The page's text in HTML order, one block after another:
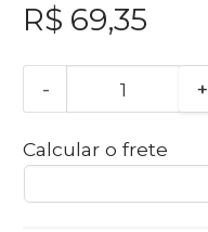
R$ 69,35
- +
Calcular o frete